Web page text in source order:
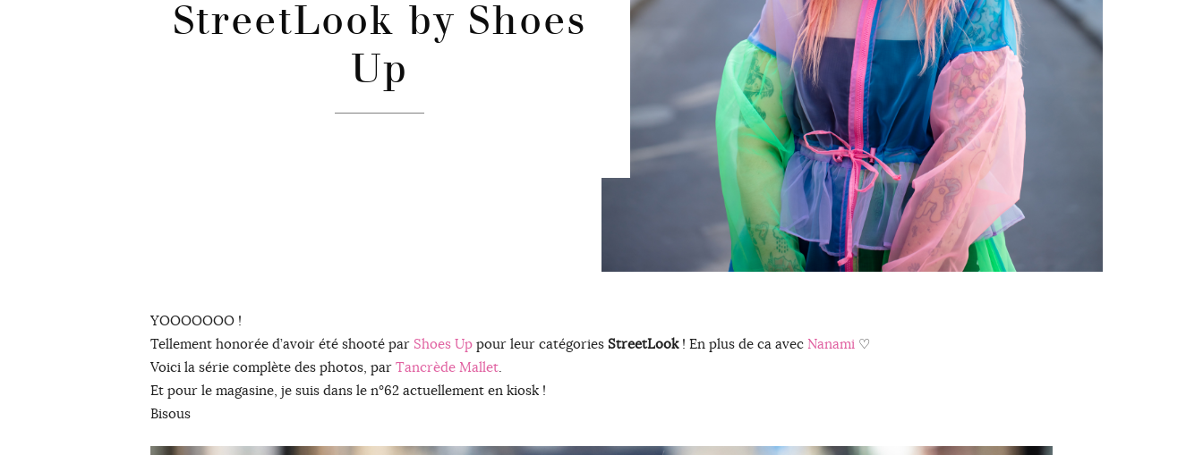
StreetLook by Shoes
Up
YOOOOOOO !
Tellement honorée d’avoir été shooté par Shoes Up pour leur catégories StreetLook! En plus de ca avec Nanami ♡
Voici la série complète des photos, par Tancrède Mallet.
Et pour le magasine, je suis dans le n°62 actuellement en kiosk !
Bisous